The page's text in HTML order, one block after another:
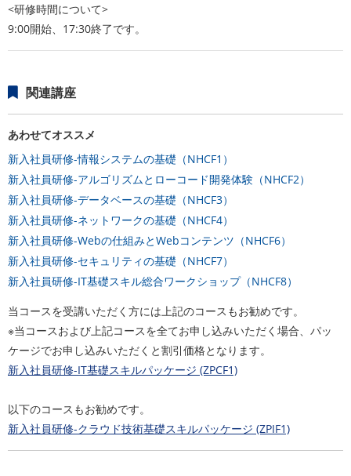
<研修時間について>
9:00開始、17:30終了です。
関連講座
あわせてオススメ
新入社員研修-情報システムの基礎（NHCF1）
新入社員研修-アルゴリズムとローコード開発体験（NHCF2）
新入社員研修-データベースの基礎（NHCF3）
新入社員研修-ネットワークの基礎（NHCF4）
新入社員研修-Webの仕組みとWebコンテンツ（NHCF6）
新入社員研修-セキュリティの基礎（NHCF7）
新入社員研修-IT基礎スキル総合ワークショップ（NHCF8）
当コースを受講いただく方には上記のコースもお勧めです。
※当コースおよび上記コースを全てお申し込みいただく場合、パッ
ケージでお申し込みいただくと割引価格となります。
新入社員研修-IT基礎スキルパッケージ (ZPCF1)
以下のコースもお勧めです。
新入社員研修-クラウド技術基礎スキルパッケージ (ZPIF1)